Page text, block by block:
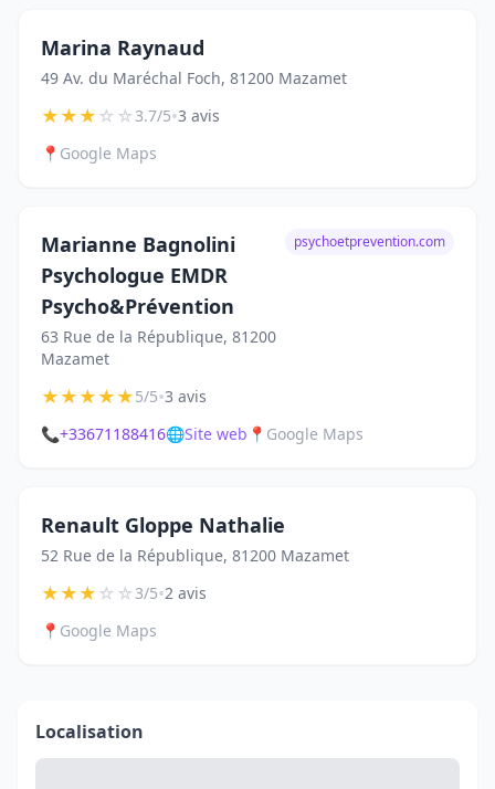
Marina Raynaud
49 Av. du Maréchal Foch, 81200 Mazamet
★★★☆☆3.7/5•3 avis
📍 Google Maps
Marianne Bagnolini
Psychologue EMDR
Psycho&Prévention
63 Rue de la République, 81200
Mazamet
psychoetprevention.com
★★★★★5/5•3 avis
📞+33671188416🌐Site web 📍 Google Maps
Renault Gloppe Nathalie
52 Rue de la République, 81200 Mazamet
★★★☆☆3/5•2 avis
📍 Google Maps
Localisation